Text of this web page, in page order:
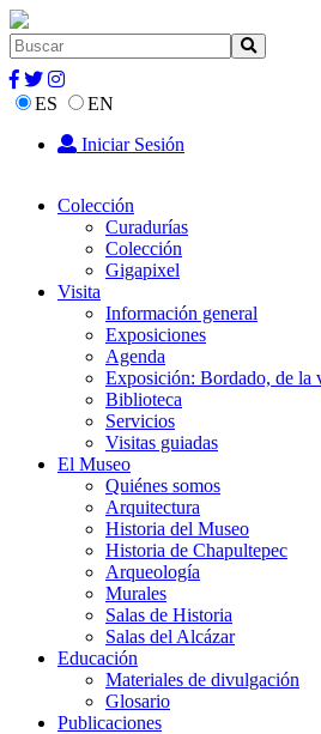
ES
EN
Iniciar Sesión
Colección
Curadurías
Colección
Gigapixel
Visita
Información general
Exposiciones
Agenda
Exposición: Bordado, de la
Biblioteca
Servicios
Visitas guiadas
El Museo
Quiénes somos
Arquitectura
Historia del Museo
Historia de Chapultepec
Arqueología
Murales
Salas de Historia
Salas del Alcázar
Educación
Materiales de divulgación
Glosario
Publicaciones